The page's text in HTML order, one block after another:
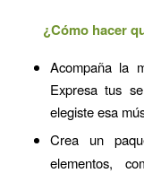
¿Cómo hacer
Acompaña la
Expresa tus
elegiste esa
Crea un
elementos,